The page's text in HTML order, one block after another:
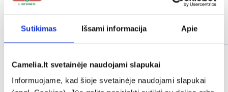
Sutikimas Išsami informacija Apie
Camelia.lt svetainėje naudojami slapukai
Informuojame, kad šioje svetainėje naudojami slapukai
Panašios prekės